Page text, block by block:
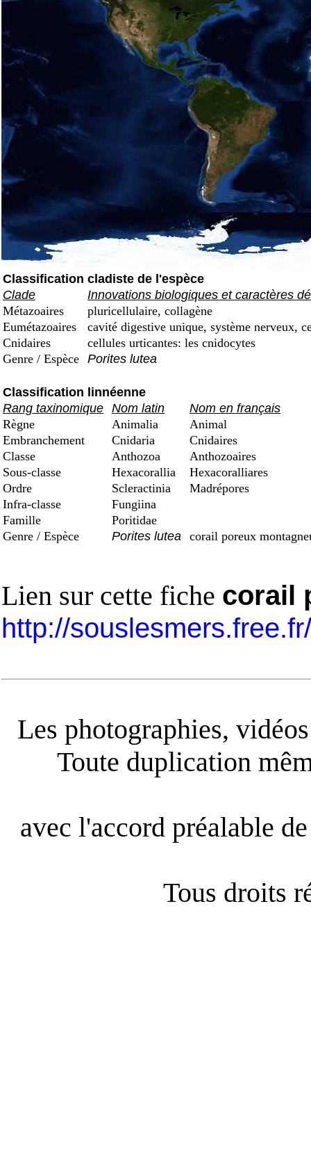
Classification cladiste de l'espèce
Clade
Innovations biologiques et caractères
Métazoaires
pluricellulaire, collagène
Eumétazoaires
cavité digestive unique, système nerveux,
Cnidaires
cellules urticantes: les cnidocytes
Genre / Espèce Porites lutea
Classification linnéenne
Rang taxinomique Nom latin
Nom en français
Règne
Animalia
Animal
Embranchement
Cnidaria
Cnidaires
Classe
Anthozoa
Anthozoaires
Sous-classe
Hexacorallia
Hexacoralliares
Ordre
Scleractinia
Madrépores
Infra-classe
Fungiina
Famille
Poritidae
Genre / Espèce
Porites lutea corail poreux
Lien sur cette fiche corail
http://
Les photographies,
Toute duplication
avec l'accord préalable
Tous droits